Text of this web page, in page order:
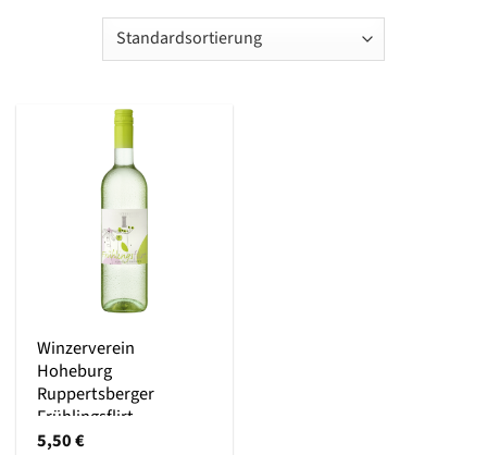
Winzerverein
Hoheburg
Ruppertsberger
Frühlingsflirt
5,50€